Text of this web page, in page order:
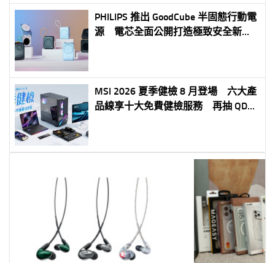
PHILIPS 推出 GoodCube 半固態行動電
源 電芯全面公開打造極致安全新標
MSI 2026 夏季健檢 8 月登場 六大產
品線享十大免費健檢服務 再抽 QD-